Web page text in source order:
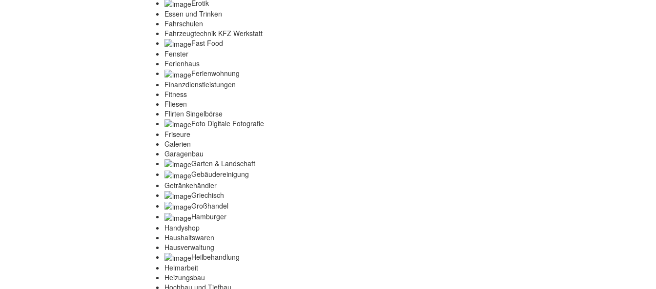
Erotik
Essen und Trinken
Fahrschulen
Fahrzeugtechnik KFZ Werkstatt
Fast Food
Fenster
Ferienhaus
Ferienwohnung
Finanzdienstleistungen
Fitness
Fliesen
Flirten Singelbörse
Foto Digitale Fotografie
Friseure
Galerien
Garagenbau
Garten & Landschaft
Gebäudereinigung
Getränkehändler
Griechisch
Großhandel
Hamburger
Handyshop
Haushaltswaren
Hausverwaltung
Heilbehandlung
Heimarbeit
Heizungsbau
Hochbau und Tiefbau